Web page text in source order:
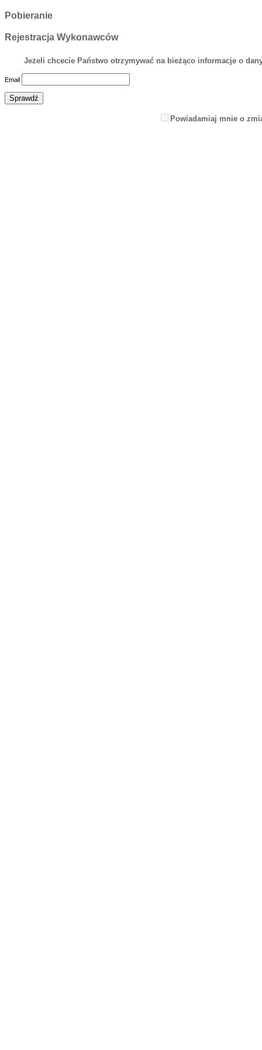
Pobieranie
Rejestracja Wykonawców
Jeżeli chcecie Państwo otrzymywać na bieżąco informacje o
Email
Powiadamiaj mnie o